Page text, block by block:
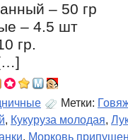
– 50 гр
– 4.5 шт
гр.
Метки:
, Кукуруза молодая,
, Морковь